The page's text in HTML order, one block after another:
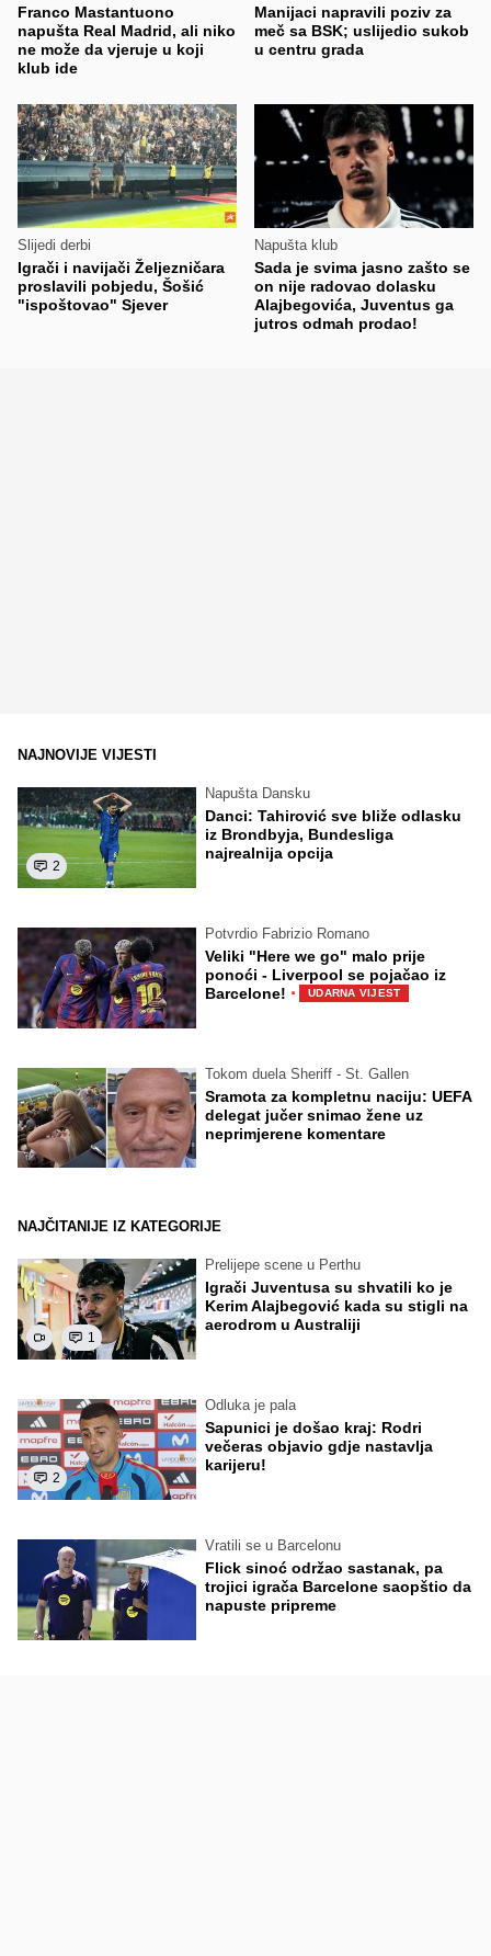
Franco Mastantuono
napušta Real Madrid, ali niko
ne može da vjeruje u koji
klub ide
Manijaci napravili poziv za
meč sa BSK; uslijedio sukob
u centru grada
Slijedi derbi
Igrači i navijači Željezničara
proslavili pobjedu, Šošić
"ispoštovao" Sjever
Napušta klub
Sada je svima jasno zašto se
on nije radovao dolasku
Alajbegovića, Juventus ga
jutros odmah prodao!
NAJNOVIJE VIJESTI
2
Napušta Dansku
Danci: Tahirović sve bliže odlasku
iz Brondbyja, Bundesliga
najrealnija opcija
Potvrdio Fabrizio Romano
Veliki "Here we go" malo prije
ponoći - Liverpool se pojačao iz
Barcelone! · UDARNA VIJEST
Tokom duela Sheriff - St. Gallen
Sramota za kompletnu naciju: UEFA
delegat jučer snimao žene uz
neprimjerene komentare
NAJČITANIJE IZ KATEGORIJE
1
Prelijepe scene u Perthu
Igrači Juventusa su shvatili ko je
Kerim Alajbegović kada su stigli na
aerodrom u Australiji
2
Odluka je pala
Sapunici je došao kraj: Rodri
večeras objavio gdje nastavlja
karijeru!
Vratili se u Barcelonu
Flick sinoć održao sastanak, pa
trojici igrača Barcelone saopštio da
napuste pripreme